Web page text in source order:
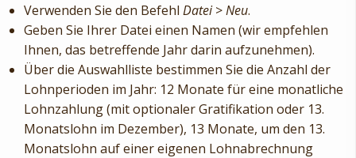
Verwenden Sie den Befehl Datei>Neu.
Geben Sie Ihrer Datei einen Namen (wir empfehlen
Ihnen, das betreffende Jahr darin aufzunehmen).
Über die Auswahlliste bestimmen Sie die Anzahl der
Lohnperioden im Jahr: 12 Monate für eine monatliche
Lohnzahlung (mit optionaler Gratifikation oder 13.
Monatslohn im Dezember), 13 Monate, um den 13.
Monatslohn auf einer eigenen Lohnabrechnung